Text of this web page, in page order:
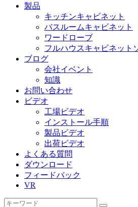
製品
キッチンキャビネット
バスルームキャビネット
ワードローブ
フルハウスキャビネット
ブログ
会社イベント
知識
お問い合わせ
ビデオ
工場ビデオ
インストール手順
製品ビデオ
出荷ビデオ
よくある質問
ダウンロード
フィードバック
VR